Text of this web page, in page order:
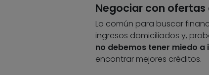
Negociar con
Lo común para buscar
ingresos domiciliados y,
no debemos tener miedo
encontrar mejores créditos.